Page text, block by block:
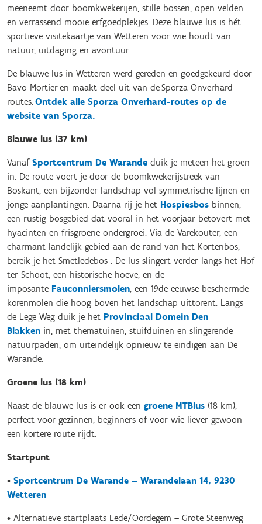
meeneemt door boomkwekerijen, stille bossen, open velden
en verrassend mooie erfgoedplekjes. Deze blauwe lus is hét
sportieve visitekaartje van Wetteren voor wie houdt van
natuur, uitdaging en avontuur.
De blauwe lus in Wetteren werd gereden en goedgekeurd door
Bavo Mortier en maakt deel uit van de Sporza Onverhard-
routes.Ontdek alle Sporza Onverhard-routes op de
website van Sporza.
Blauwe lus (37 km)
Vanaf Sportcentrum De Warande duik je meteen het groen
in. De route voert je door de boomkwekerijstreek van
Boskant, een bijzonder landschap vol symmetrische lijnen en
jonge aanplantingen. Daarna rij je het Hospiesbos binnen,
een rustig bosgebied dat vooral in het voorjaar betovert met
hyacinten en frisgroene ondergroei. Via de Varekouter, een
charmant landelijk gebied aan de rand van het Kortenbos,
bereik je het Smetledebos . De lus slingert verder langs het Hof
ter Schoot, een historische hoeve, en de
imposante Fauconniersmolen, een 19de-eeuwse beschermde
korenmolen die hoog boven het landschap uittorent. Langs
de Lege Weg duik je het Provinciaal Domein Den
Blakken in, met thematuinen, stuifduinen en slingerende
natuurpaden, om uiteindelijk opnieuw te eindigen aan De
Warande.
Groene lus (18 km)
Naast de blauwe lus is er ook een groene MTBlus (18 km),
perfect voor gezinnen, beginners of voor wie liever gewoon
een kortere route rijdt.
Startpunt
• Sportcentrum De Warande – Warandelaan 14, 9230
Wetteren
• Alternatieve startplaats Lede/Oordegem – Grote Steenweg